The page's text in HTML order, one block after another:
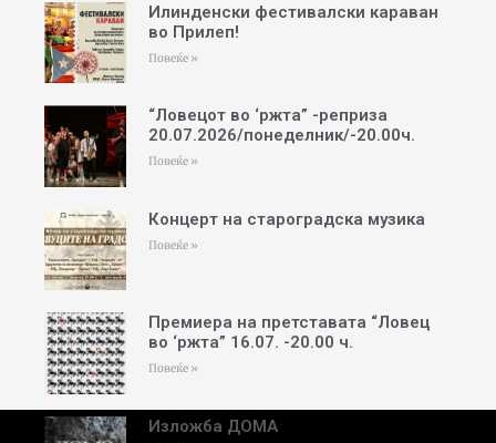
Илинденски фестивалски караван
во Прилеп!
Повеќе »
“Ловецот во ‘ржта” -реприза
20.07.2026/понеделник/-20.00ч.
Повеќе »
Концерт на староградска музика
Повеќе »
Премиера на претставата “Ловец
во ‘ржта” 16.07. -20.00 ч.
Повеќе »
Изложба ДОМА